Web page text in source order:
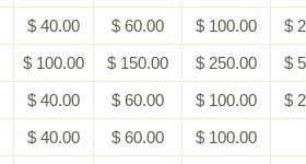
$ 40.00 $ 60.00 $ 100.00
$
$ 100.00 $ 150.00 $ 250.00
$
$ 40.00 $ 60.00 $ 100.00
$
$ 40.00 $ 60.00
$ 100.00